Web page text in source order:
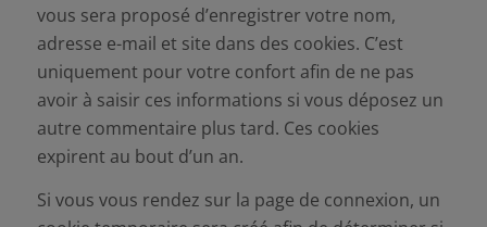
vous sera proposé d’enregistrer votre nom,
adresse e-mail et site dans des cookies. C’est
uniquement pour votre confort afin de ne pas
avoir à saisir ces informations si vous déposez un
autre commentaire plus tard. Ces cookies
expirent au bout d’un an.
Si vous vous rendez sur la page de connexion, un